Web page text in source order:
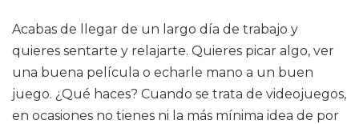
Acabas de llegar de un largo día de trabajo y
quieres sentarte y relajarte. Quieres picar algo, ver
una buena película o echarle mano a un buen
juego. ¿Qué haces? Cuando se trata de videojuegos,
en ocasiones no tienes ni la más mínima idea de por